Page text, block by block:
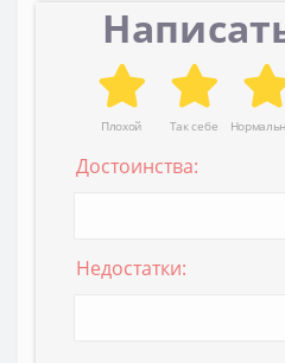
Плохой Так себе
Достоинства:
Недостатки: